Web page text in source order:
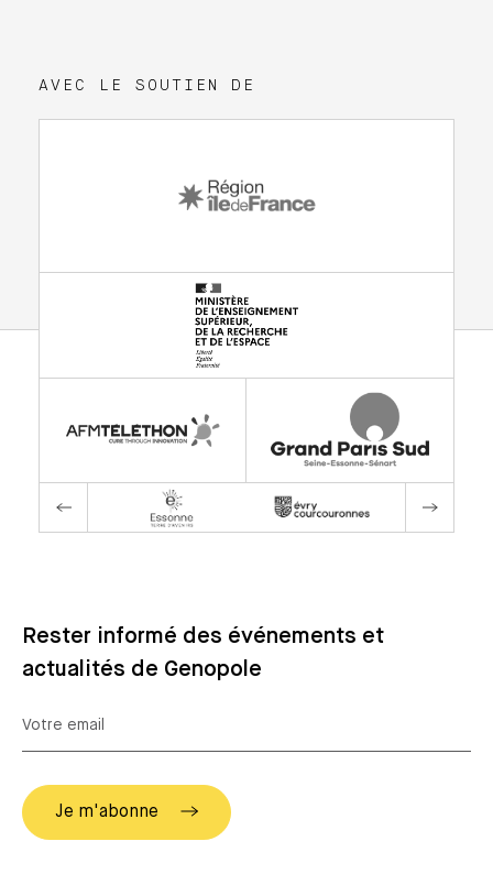
AVEC LE SOUTIEN DE
Rester informé des événements et
actualités de Genopole